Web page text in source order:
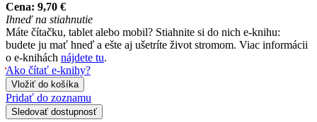
Cena: 9,70 €
Ihneď na stiahnutie
Máte čítačku, tablet alebo mobil? Stiahnite si do nich e-knihu:
budete ju mať hneď a ešte aj ušetríte život stromom. Viac informácii
o e-knihách nájdete tu.
Ako čítať e-knihy?
Vložiť do košíka
Pridať do zoznamu
Sledovať dostupnosť